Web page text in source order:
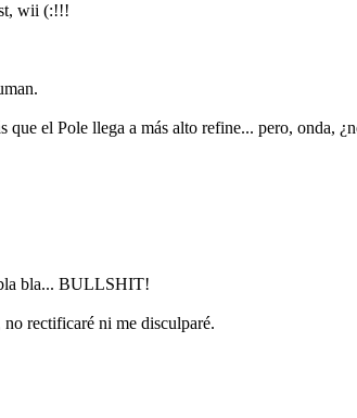
wii (:!!!
el Pole llega a más alto refine... pero, onda,
bla... BULLSHIT!
rectificaré ni me disculparé.